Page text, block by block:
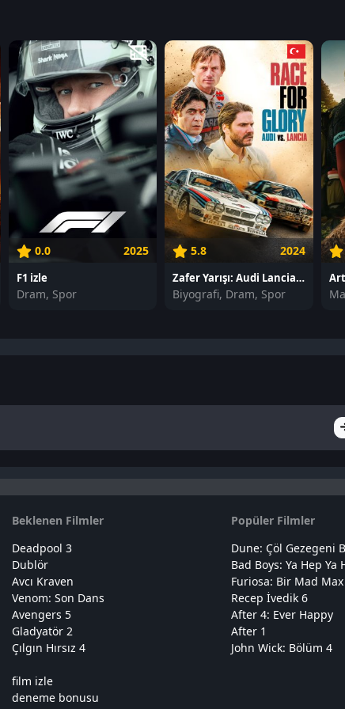
0.0 2025
F1 izle
Dram, Spor
5.8 2024
Zafer Yarışı: Audi Lancia'ya Karşı izle
Biyografi, Dram, Spor
Beklenen Filmler
Deadpool 3
Dublör
Avcı Kraven
Venom: Son Dans
Avengers 5
Gladyatör 2
Çılgın Hırsız 4
Popüler Filmler
Dune: Çöl Gezegeni
Bad Boys: Ya Hep Ya
Furiosa: Bir Mad Max
Recep İvedik 6
After 4: Ever Happy
After 1
John Wick: Bölüm 4
film izle
deneme bonusu